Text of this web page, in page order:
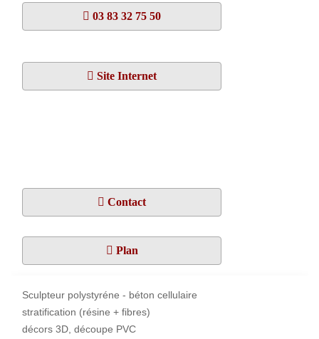
03 83 32 75 50
Site Internet
Contact
Plan
Sculpteur polystyréne - béton cellulaire
stratification (résine + fibres)
décors 3D, découpe PVC